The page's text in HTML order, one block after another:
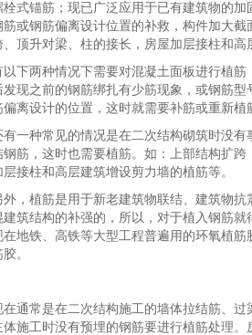
栓式锚筋；现已广泛应用于已有建筑物的
筋或钢筋偏离设计位置的补救，构件加大截
、顶升对梁、柱的接长，房屋加层接柱和
以下两种情况下需要对混凝土面板进行植
发现之前的钢筋绑扎有少筋现象，或钢筋
偏离设计的位置，这时就需要补筋或重新植
有一种常见的情况是在二次结构砌筑时没
钢筋，这时也需要植筋。如：上部结构扩
层接柱和高层建筑增设剪力墙的植筋等。
外，植筋是用于新老建筑物联结、建筑物
建筑结构的补强的，所以，对于植入钢筋
在地铁、高铁等大型工程普遍用的环氧植
。
在通常是在二次结构施工的墙体拉结筋、
体施工时没有预埋的钢筋要进行植筋处理